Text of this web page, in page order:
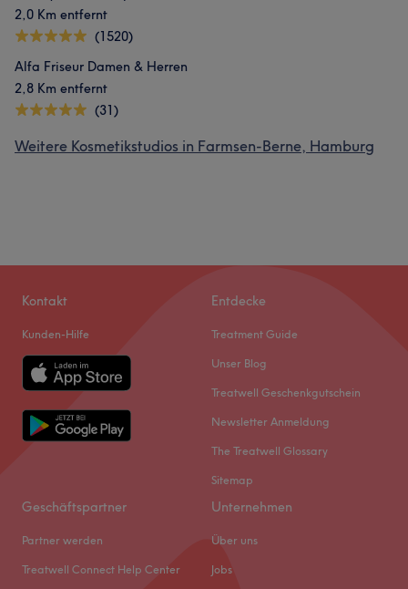
2,0 Km entfernt
(1520)
Alfa Friseur Damen & Herren
2,8 Km entfernt
(31)
Weitere Kosmetikstudios in Farmsen-Berne, Hamburg
Kontakt
Kunden-Hilfe
Entdecke
Treatment Guide
Unser Blog
Treatwell Geschenkgutschein
Newsletter Anmeldung
The Treatwell Glossary
Sitemap
Geschäftspartner
Partner werden
Treatwell Connect Help Center
Unternehmen
Über uns
Jobs